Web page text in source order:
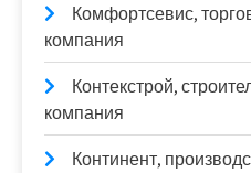
Комфортсевис,
компания
Контекстрой,
компания
Континент,